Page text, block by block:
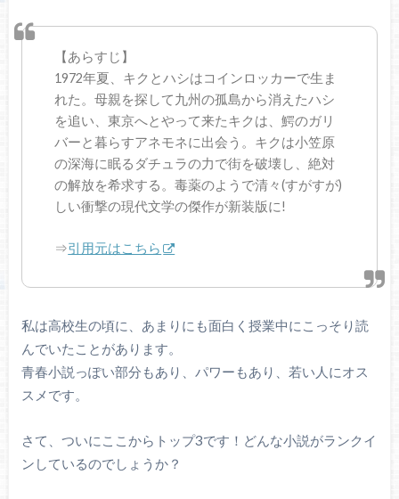
【あらすじ】
1972年夏、キクとハシはコインロッカーで生ま
れた。母親を探して九州の孤島から消えたハシ
を追い、東京へとやって来たキクは、鰐のガリ
バーと暮らすアネモネに出会う。キクは小笠原
の深海に眠るダチュラの力で街を破壊し、絶対
の解放を希求する。毒薬のようで清々(すがすが)
しい衝撃の現代文学の傑作が新装版に!
⇒引用元はこちら
私は高校生の頃に、あまりにも面白く授業中にこっそり読
んでいたことがあります。
青春小説っぽい部分もあり、パワーもあり、若い人にオス
スメです。
さて、ついにここからトップ3です！どんな小説がランクイ
ンしているのでしょうか？